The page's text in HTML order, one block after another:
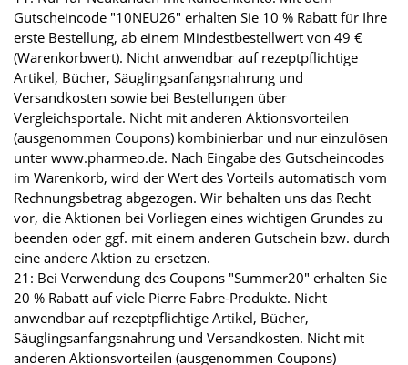
Gutscheincode "10NEU26" erhalten Sie 10 % Rabatt für Ihre
erste Bestellung, ab einem Mindestbestellwert von 49 €
(Warenkorbwert). Nicht anwendbar auf rezeptpflichtige
Artikel, Bücher, Säuglingsanfangsnahrung und
Versandkosten sowie bei Bestellungen über
Vergleichsportale. Nicht mit anderen Aktionsvorteilen
(ausgenommen Coupons) kombinierbar und nur einzulösen
unter www.pharmeo.de. Nach Eingabe des Gutscheincodes
im Warenkorb, wird der Wert des Vorteils automatisch vom
Rechnungsbetrag abgezogen. Wir behalten uns das Recht
vor, die Aktionen bei Vorliegen eines wichtigen Grundes zu
beenden oder ggf. mit einem anderen Gutschein bzw. durch
eine andere Aktion zu ersetzen.
21: Bei Verwendung des Coupons "Summer20" erhalten Sie
20 % Rabatt auf viele Pierre Fabre-Produkte. Nicht
anwendbar auf rezeptpflichtige Artikel, Bücher,
Säuglingsanfangsnahrung und Versandkosten. Nicht mit
anderen Aktionsvorteilen (ausgenommen Coupons)